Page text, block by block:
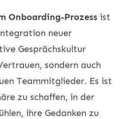
Onboarding-Prozess ist
neuer
Gesprächskultur
sondern auch
Teammitglieder. Es ist
zu schaffen, in der
ihre Gedanken zu